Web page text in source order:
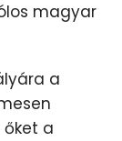
magyar
a
őket a